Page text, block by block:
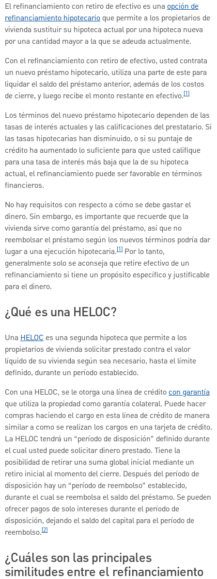
El refinanciamiento con retiro de efectivo es una opción de
refinanciamiento hipotecario que permite a los propietarios de
vivienda sustituir su hipoteca actual por una hipoteca nueva
por una cantidad mayor a la que se adeuda actualmente.
Con el refinanciamiento con retiro de efectivo, usted contrata
un nuevo préstamo hipotecario, utiliza una parte de este para
liquidar el saldo del préstamo anterior, además de los costos
de cierre, y luego recibe el monto restante en efectivo.[1]
Los términos del nuevo préstamo hipotecario dependen de las
tasas de interés actuales y las calificaciones del prestatario. Si
las tasas hipotecarias han disminuido, o si su puntaje de
crédito ha aumentado lo suficiente para que usted califique
para una tasa de interés más baja que la de su hipoteca
actual, el refinanciamiento puede ser favorable en términos
financieros.
No hay requisitos con respecto a cómo se debe gastar el
dinero. Sin embargo, es importante que recuerde que la
vivienda sirve como garantía del préstamo, así que no
reembolsar el préstamo según los nuevos términos podría dar
lugar a una ejecución hipotecaria.[1] Por lo tanto,
generalmente solo se aconseja que retire efectivo de un
refinanciamiento si tiene un propósito específico y justificable
para el dinero.
¿Qué es una HELOC?
Una HELOCes una segunda hipoteca que permite a los
propietarios de vivienda solicitar prestado contra el valor
líquido de su vivienda según sea necesario, hasta el límite
definido, durante un período establecido.
Con una HELOC, se le otorga una línea de créditocon garantía
que utiliza la propiedad como garantía colateral. Puede hacer
compras haciendo el cargo en esta línea de crédito de manera
similar a como se realizan los cargos en una tarjeta de crédito.
La HELOC tendrá un “período de disposición” definido durante
el cual usted puede solicitar dinero prestado. Tiene la
posibilidad de retirar una suma global inicial mediante un
retiro inicial al momento del cierre. Después del período de
disposición hay un “período de reembolso” establecido,
durante el cual se reembolsa el saldo del préstamo. Se pueden
ofrecer pagos de solo intereses durante el período de
disposición, dejando el saldo del capital para el período de
reembolso.[2]
¿Cuáles son las principales
similitudes entre el refinanciamiento